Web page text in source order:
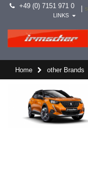
+49 (0) 7151 971 0
LINKS
Home other Brands